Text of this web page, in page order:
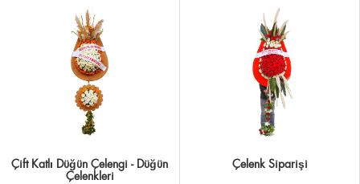
Çift Katlı Düğün Çelengi - Düğün
Çelenkleri
Çelenk Siparişi